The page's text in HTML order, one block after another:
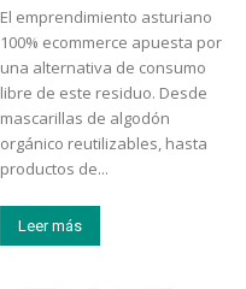
El emprendimiento asturiano
100% ecommerce apuesta por
una alternativa de consumo
libre de este residuo. Desde
mascarillas de algodón
orgánico reutilizables, hasta
productos de...
Leer más